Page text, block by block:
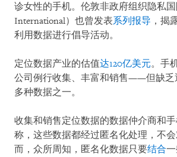
诊女性的手机。伦敦非政府组织隐私国
International）也曾发表系列报导 ，揭
利用数据进行倡导活动。
定位数据产业的估值达120亿美元。手
公司例行收集、丰富和销售——但缺
多种数据之一。
收集和销售定位数据的数据仲介商和
称，这些数据都经过匿名化处理，不
而，众所周知，匿名化数据只要结合